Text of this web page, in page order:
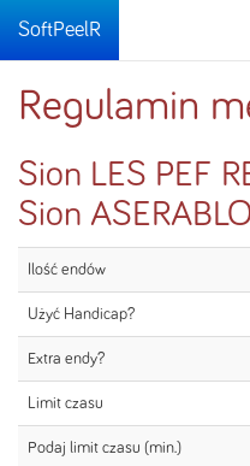
SoftPeelR
Regulamin
Sion LES PEF
Sion
Ilość endów
Użyć Handicap?
Extra endy?
Limit czasu
Podaj limit czasu (min.)